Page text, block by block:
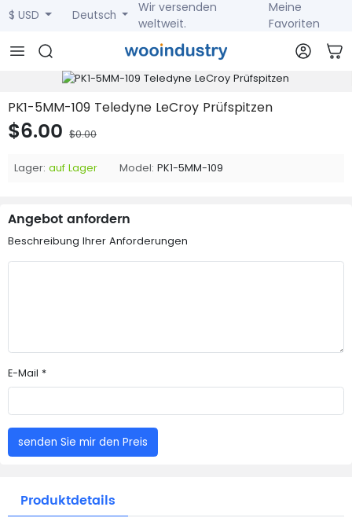
$ USD Deutsch
Wir versenden
weltweit.
Meine
Favoriten
PK1-5MM-109 Teledyne LeCroy Prüfspitzen
$6.00 $0.00
Lager: auf Lager Model: PK1-5MM-109
Angebot anfordern
Beschreibung Ihrer Anforderungen
E-Mail *
senden Sie mir den Preis
Produktdetails